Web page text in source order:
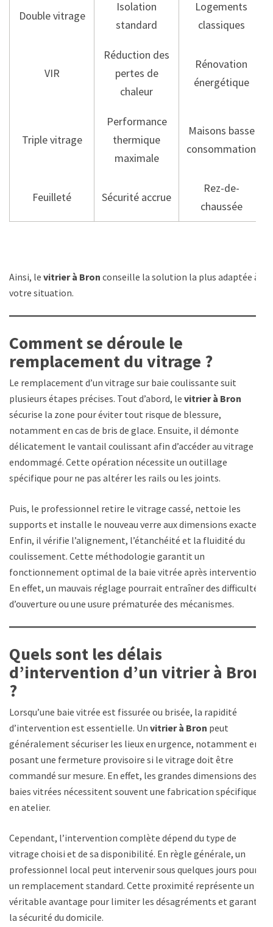
Double vitrage
Isolation
standard
Logements
classiques
VIR
Réduction des
pertes de
chaleur
Rénovation
énergétique
Triple vitrage
Performance
thermique
maximale
Maisons basse
consommation
Feuilleté Sécurité accrue
Rez-de-
chaussée
Ainsi, le vitrier à Bron conseille la solution la plus adaptée à
votre situation.
Comment se déroule le
remplacement du vitrage ?
Le remplacement d’un vitrage sur baie coulissante suit
plusieurs étapes précises. Tout d’abord, le vitrier à Bron
sécurise la zone pour éviter tout risque de blessure,
notamment en cas de bris de glace. Ensuite, il démonte
délicatement le vantail coulissant afin d’accéder au vitrage
endommagé. Cette opération nécessite un outillage
spécifique pour ne pas altérer les rails ou les joints.
Puis, le professionnel retire le vitrage cassé, nettoie les
supports et installe le nouveau verre aux dimensions exactes.
Enfin, il vérifie l’alignement, l’étanchéité et la fluidité du
coulissement. Cette méthodologie garantit un
fonctionnement optimal de la baie vitrée après intervention.
En effet, un mauvais réglage pourrait entraîner des difficultés
d’ouverture ou une usure prématurée des mécanismes.
Quels sont les délais
d’intervention d’un vitrier à Bron
?
Lorsqu’une baie vitrée est fissurée ou brisée, la rapidité
d’intervention est essentielle. Un vitrier à Bron peut
généralement sécuriser les lieux en urgence, notamment en
posant une fermeture provisoire si le vitrage doit être
commandé sur mesure. En effet, les grandes dimensions des
baies vitrées nécessitent souvent une fabrication spécifique
en atelier.
Cependant, l’intervention complète dépend du type de
vitrage choisi et de sa disponibilité. En règle générale, un
professionnel local peut intervenir sous quelques jours pour
un remplacement standard. Cette proximité représente un
véritable avantage pour limiter les désagréments et garantir
la sécurité du domicile.